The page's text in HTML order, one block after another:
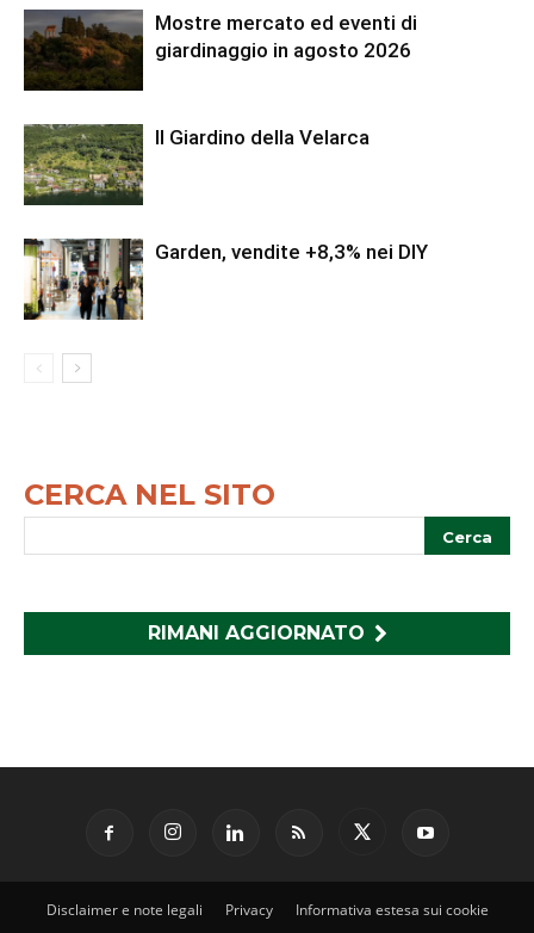
Mostre mercato ed eventi di
giardinaggio in agosto 2026
Il Giardino della Velarca
Garden, vendite +8,3% nei DIY
CERCA NEL SITO
RIMANI AGGIORNATO
Disclaimer e note legali Privacy Informativa estesa sui cookie